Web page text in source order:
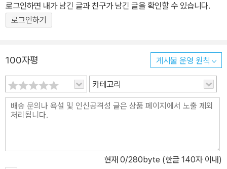
로그인하면 내가 남긴 글과 친구가 남긴 글을 확인할 수 있습니다.
로그인하기
100자평 게시물 운영 원칙
카테고리
현재 0/280byte (한글 140자 이내)